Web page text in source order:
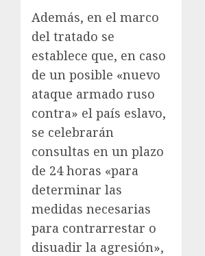
Además, en el marco
del tratado se
establece que, en caso
de un posible «nuevo
ataque armado ruso
contra» el país eslavo,
se celebrarán
consultas en un plazo
de 24 horas «para
determinar las
medidas necesarias
para contrarrestar o
disuadir la agresión»,